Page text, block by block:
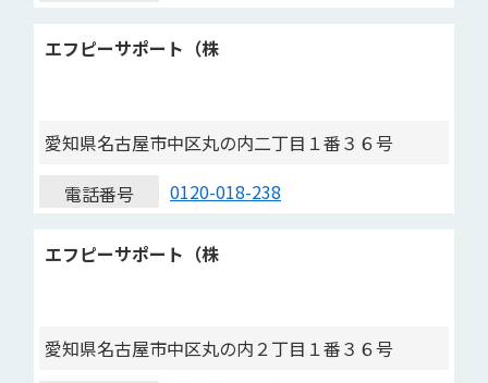
エフピーサポート（株
愛知県名古屋市中区丸の内二丁目１番３６号
電話番号
0120-018-238
エフピーサポート（株
愛知県名古屋市中区丸の内２丁目１番３６号